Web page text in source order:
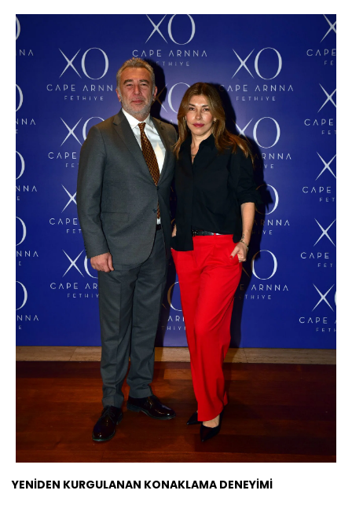
YENİDEN KURGULANAN KONAKLAMA DENEYİMİ